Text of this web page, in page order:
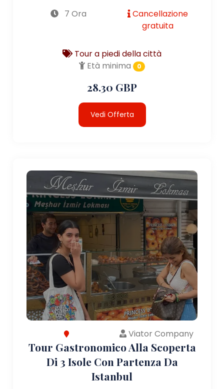
7 Ora
Cancellazione
gratuita
Tour a piedi della città
Età minima
0
28.30 GBP
Vedi Offerta
Viator Company
Tour Gastronomico Alla Scoperta
Di 3 Isole Con Partenza Da
Istanbul